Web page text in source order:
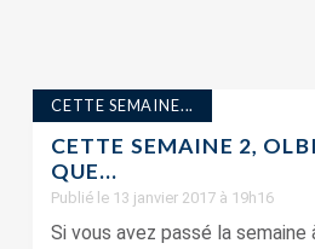
CETTE SEMAINE...
CETTE SEMAINE 2,
QUE…
Publié le 13 janvier 2017 à 19h16
Si vous avez passé la